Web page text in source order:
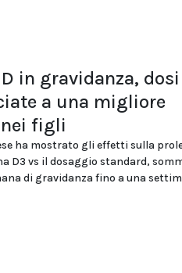
in gravidanza,
a una migliore
figli
ha mostrato gli effetti sulla
D3 vs il dosaggio standard,
di gravidanza fino a una